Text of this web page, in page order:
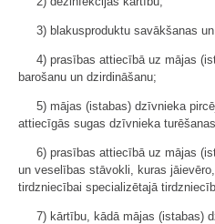
3) blakusproduktu savākšanas
4) prasības attiecībā uz mājas
barošanu un dzirdināšanu;
5) mājas (istabas) dzīvnieka
attiecīgās sugas dzīvnieka
6) prasības attiecībā uz mājas
un veselības stāvokli, kuras
tirdzniecībai specializētajā
7) kārtību, kādā mājas (istabas)